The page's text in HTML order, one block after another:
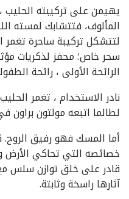
يهيمن على تركيبته الحليب
المألوف، فتتشابك لمسته
لتتشكل تركيبة ساحرة تغمر
سحر خاص؛ محفز لذكريات
الرائحة الأولى ، رائحة
نادر الاستخدام ، تغمر
لطالما اتبعه مولتون براون
أما المسك فهو رفيق
خصائصه التي تحاكي
قادر على خلق توازن سلس
آثارها راسخة وثابتة.